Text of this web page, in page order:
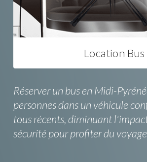
Location Bus
Réserver un bus en Midi-
personnes dans un véhicule
tous récents, diminuant
sécurité pour profiter du